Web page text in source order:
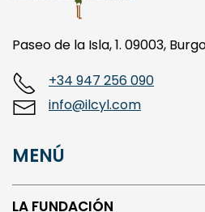
Paseo de la Isla, 1. 09003, Burgos
info@ilcyl.com
LA FUNDACIÓN